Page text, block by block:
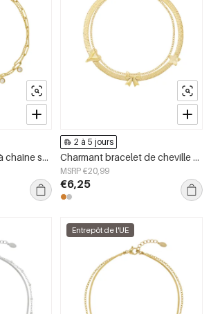
Bracelet de cheville à chaîne scintillante
2 à 5 jours
Charmant bracelet de cheville avec nœud
MSRP €20,99
€6,25
Entrepôt de l'UE